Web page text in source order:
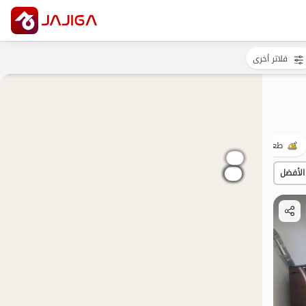
طعام جيد
فلاتر أخرى